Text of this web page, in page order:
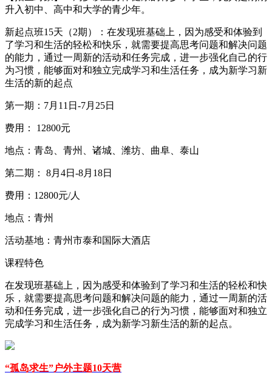
升入初中、高中和大学的青少年。
新起点班15天（2期）：在发现班基础上，因为感受和体验到
了学习和生活的轻松和快乐，就需要提高思考问题和解决问题
的能力，通过一周新的活动和任务完成，进一步强化自己的行
为习惯，能够面对和独立完成学习和生活任务，成为新学习新
生活的新的起点
第一期：7月11日-7月25日
费用： 12800元
地点：青岛、青州、诸城、潍坊、曲阜、泰山
第二期： 8月4日-8月18日
费用：12800元/人
地点：青州
活动基地：青州市泰和国际大酒店
课程特色
在发现班基础上，因为感受和体验到了学习和生活的轻松和快
乐，就需要提高思考问题和解决问题的能力，通过一周新的活
动和任务完成，进一步强化自己的行为习惯，能够面对和独立
完成学习和生活任务，成为新学习新生活的新的起点。
“孤岛求生”户外主题10天营